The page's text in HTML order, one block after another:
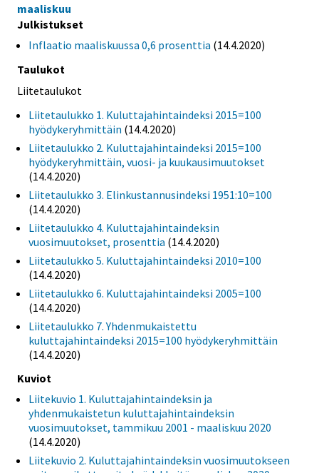
maaliskuu
Julkistukset
Inflaatio maaliskuussa 0,6 prosenttia (14.4.2020)
Taulukot
Liitetaulukot
Liitetaulukko 1. Kuluttajahintaindeksi 2015=100
hyödykeryhmittäin (14.4.2020)
Liitetaulukko 2. Kuluttajahintaindeksi 2015=100
hyödykeryhmittäin, vuosi- ja kuukausimuutokset
(14.4.2020)
Liitetaulukko 3. Elinkustannusindeksi 1951:10=100
(14.4.2020)
Liitetaulukko 4. Kuluttajahintaindeksin
vuosimuutokset, prosenttia (14.4.2020)
Liitetaulukko 5. Kuluttajahintaindeksi 2010=100
(14.4.2020)
Liitetaulukko 6. Kuluttajahintaindeksi 2005=100
(14.4.2020)
Liitetaulukko 7. Yhdenmukaistettu
kuluttajahintaindeksi 2015=100 hyödykeryhmittäin
(14.4.2020)
Kuviot
Liitekuvio 1. Kuluttajahintaindeksin ja
yhdenmukaistetun kuluttajahintaindeksin
vuosimuutokset, tammikuu 2001 - maaliskuu 2020
(14.4.2020)
Liitekuvio 2. Kuluttajahintaindeksin vuosimuutokseen